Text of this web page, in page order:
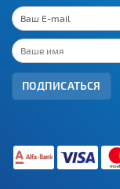
ПОДПИСАТЬСЯ